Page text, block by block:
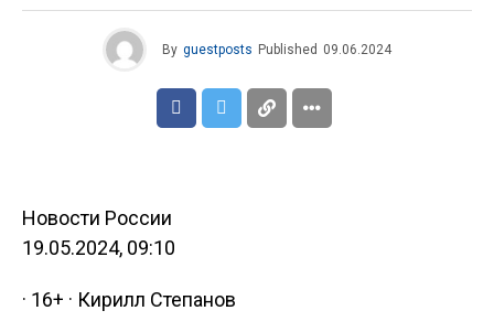
By guestposts Published 09.06.2024
Новости России
19.05.2024, 09:10
· 16+ · Кирилл Степанов